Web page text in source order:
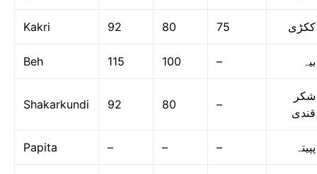
Kakri 92 80 75 ککڑی
Beh 115 100 – بیہ
Shakarkundi 92 80 –
شکر
قندی
Papita – – – پپیتہ